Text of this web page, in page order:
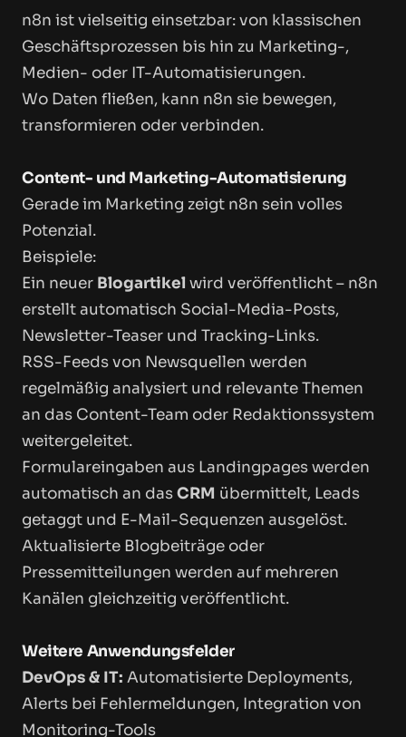
n8n ist vielseitig einsetzbar: von klassischen
Geschäftsprozessen bis hin zu Marketing-,
Medien- oder IT-Automatisierungen.
Wo Daten fließen, kann n8n sie bewegen,
transformieren oder verbinden.
Content- und Marketing-Automatisierung
Gerade im Marketing zeigt n8n sein volles
Potenzial.
Beispiele:
Ein neuer Blogartikelwird veröffentlicht – n8n
erstellt automatisch Social-Media-Posts,
Newsletter-Teaser und Tracking-Links.
RSS-Feeds von Newsquellen werden
regelmäßig analysiert und relevante Themen
an das Content-Team oder Redaktionssystem
weitergeleitet.
Formulareingaben aus Landingpages werden
automatisch an dasCRM übermittelt, Leads
getaggt und E-Mail-Sequenzen ausgelöst.
Aktualisierte Blogbeiträge oder
Pressemitteilungen werden auf mehreren
Kanälen gleichzeitig veröffentlicht.
Weitere Anwendungsfelder
DevOps & IT: Automatisierte Deployments,
Alerts bei Fehlermeldungen, Integration von
Monitoring-Tools